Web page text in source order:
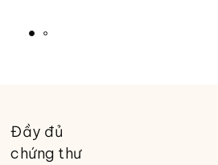
Đầy đủ
chứng thư